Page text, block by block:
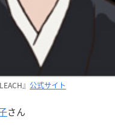
』 公式サイト
さん